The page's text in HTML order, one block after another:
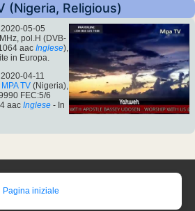
(Nigeria, Religious)
2020-05-05
pol.H (DVB-
aac Inglese),
in Europa.
2020-04-11
MPA TV (Nigeria),
FEC:5/6
aac Inglese - In
Pagina iniziale